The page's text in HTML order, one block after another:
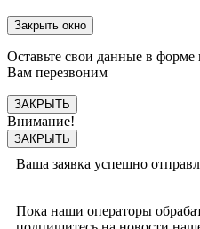
Закрыть окно
Оставьте свои данные в
Вам перезвоним
ЗАКРЫТЬ
Внимание!
ЗАКРЫТЬ
Ваша заявка успешно
Пока наши операторы